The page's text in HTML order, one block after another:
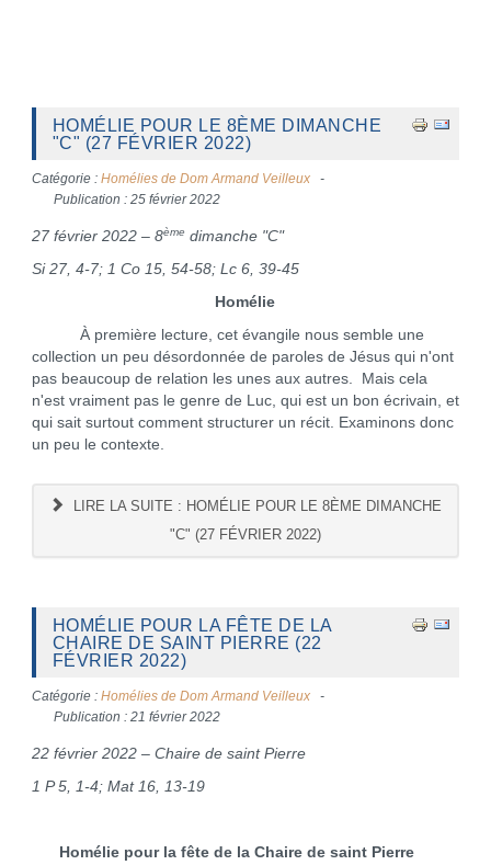
HOMÉLIE POUR LE 8ÈME DIMANCHE
"C" (27 FÉVRIER 2022)
Catégorie : Homélies de Dom Armand Veilleux
Publication : 25 février 2022
27 février 2022 – 8ème dimanche "C"
Si 27, 4-7; 1 Co 15, 54-58; Lc 6, 39-45
Homélie
À première lecture, cet évangile nous semble une
collection un peu désordonnée de paroles de Jésus qui n'ont
pas beaucoup de relation les unes aux autres. Mais cela
n'est vraiment pas le genre de Luc, qui est un bon écrivain, et
qui sait surtout comment structurer un récit. Examinons donc
un peu le contexte.
LIRE LA SUITE : HOMÉLIE POUR LE 8ÈME DIMANCHE
"C" (27 FÉVRIER 2022)
HOMÉLIE POUR LA FÊTE DE LA
CHAIRE DE SAINT PIERRE (22
FÉVRIER 2022)
Catégorie : Homélies de Dom Armand Veilleux
Publication : 21 février 2022
22 février 2022 – Chaire de saint Pierre
1 P 5, 1-4; Mat 16, 13-19
Homélie pour la fête de la Chaire de saint Pierre